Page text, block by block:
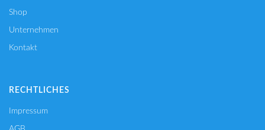
Shop
Unternehmen
Kontakt
RECHTLICHES
Impressum